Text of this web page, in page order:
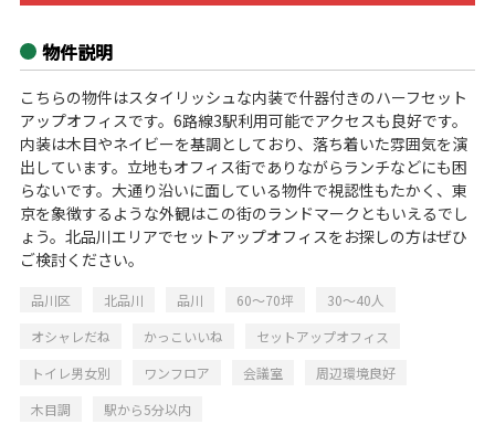
物件説明
こちらの物件はスタイリッシュな内装で什器付きのハーフセット
アップオフィスです。6路線3駅利用可能でアクセスも良好です。
内装は木目やネイビーを基調としており、落ち着いた雰囲気を演
出しています。立地もオフィス街でありながらランチなどにも困
らないです。大通り沿いに面している物件で視認性もたかく、東
京を象徴するような外観はこの街のランドマークともいえるでし
ょう。北品川エリアでセットアップオフィスをお探しの方はぜひ
ご検討ください。
品川区 北品川 品川 60～70坪
30～40人
オシャレだね
かっこいいね
セットアップオフィス
トイレ男女別
ワンフロア 会議室
周辺環境良好
木目調
駅から5分以内